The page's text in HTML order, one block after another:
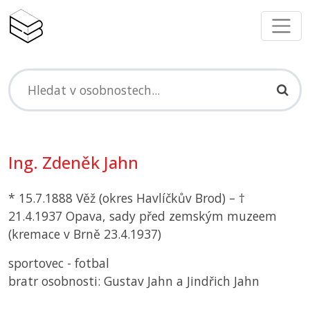
Ing. Zdeněk Jahn
* 15.7.1888 Věž (okres Havlíčkův Brod) – †
21.4.1937 Opava, sady před zemským muzeem
(kremace v Brně 23.4.1937)
sportovec - fotbal
bratr osobnosti: Gustav Jahn a Jindřich Jahn